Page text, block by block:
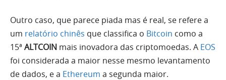
Outro caso, que parece piada mas é real, se refere a
um relatório chinês que classifica o Bitcoin como a
15ª ALTCOIN mais inovadora das criptomoedas. A EOS
foi considerada a maior nesse mesmo levantamento
de dados, e a Ethereum a segunda maior.